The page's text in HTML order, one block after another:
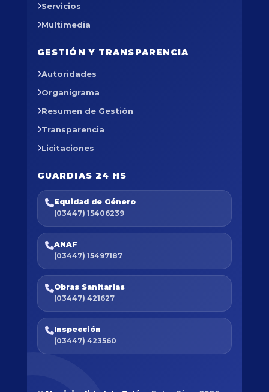
Servicios
Multimedia
GESTIÓN Y TRANSPARENCIA
Autoridades
Organigrama
Resumen de Gestión
Transparencia
Licitaciones
GUARDIAS 24 HS
Equidad de Género
(03447) 15406239
ANAF
(03447) 15497187
Obras Sanitarias
(03447) 421627
Inspección
(03447) 423560